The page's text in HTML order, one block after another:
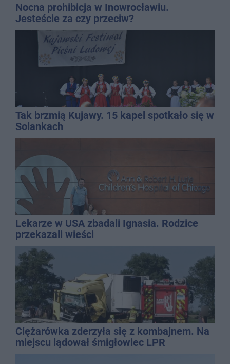
Nocna prohibicja w Inowrocławiu.
Jesteście za czy przeciw?
Tak brzmią Kujawy. 15 kapel spotkało się w
Solankach
Lekarze w USA zbadali Ignasia. Rodzice
przekazali wieści
Ciężarówka zderzyła się z kombajnem. Na
miejscu lądował śmigłowiec LPR